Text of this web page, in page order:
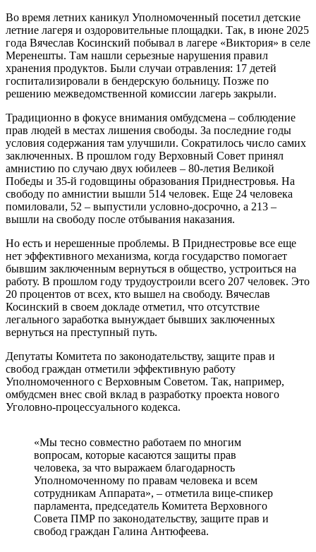
Во время летних каникул Уполномоченный посетил детские
летние лагеря и оздоровительные площадки. Так, в июне 2025
года Вячеслав Косинский побывал в лагере «Виктория» в селе
Меренешты. Там нашли серьезные нарушения правил
хранения продуктов. Были случаи отравления: 17 детей
госпитализировали в бендерскую больницу. Позже по
решению межведомственной комиссии лагерь закрыли.
Традиционно в фокусе внимания омбудсмена – соблюдение
прав людей в местах лишения свободы. За последние годы
условия содержания там улучшили. Сократилось число самих
заключенных. В прошлом году Верховный Совет принял
амнистию по случаю двух юбилеев – 80-летия Великой
Победы и 35-й годовщины образования Приднестровья. На
свободу по амнистии вышли 514 человек. Еще 24 человека
помиловали, 52 – выпустили условно-досрочно, а 213 –
вышли на свободу после отбывания наказания.
Но есть и нерешенные проблемы. В Приднестровье все еще
нет эффективного механизма, когда государство помогает
бывшим заключенным вернуться в общество, устроиться на
работу. В прошлом году трудоустроили всего 207 человек. Это
20 процентов от всех, кто вышел на свободу. Вячеслав
Косинский в своем докладе отметил, что отсутствие
легального заработка вынуждает бывших заключенных
вернуться на преступный путь.
Депутаты Комитета по законодательству, защите прав и
свобод граждан отметили эффективную работу
Уполномоченного с Верховным Советом. Так, например,
омбудсмен внес свой вклад в разработку проекта нового
Уголовно-процессуального кодекса.
«Мы тесно совместно работаем по многим
вопросам, которые касаются защиты прав
человека, за что выражаем благодарность
Уполномоченному по правам человека и всем
сотрудникам Аппарата», – отметила вице-спикер
парламента, председатель Комитета Верховного
Совета ПМР по законодательству, защите прав и
свобод граждан Галина Антюфеева.